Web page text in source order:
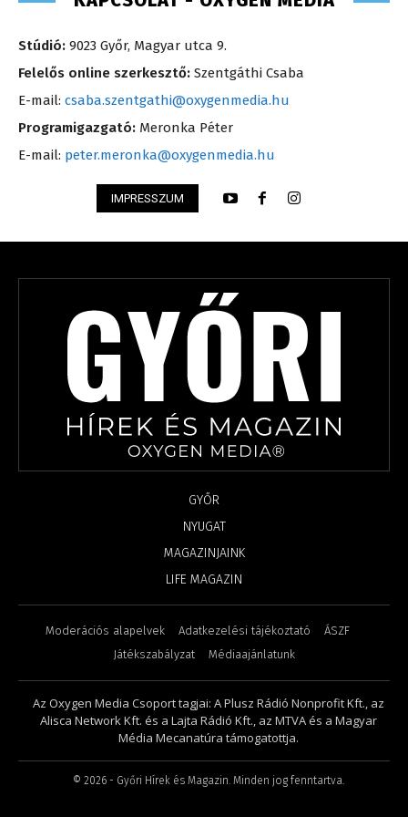
Stúdió: 9023 Győr, Magyar utca 9.
Felelős online szerkesztő: Szentgáthi Csaba
E-mail: csaba.szentgathi@oxygenmedia.hu
Programigazgató: Meronka Péter
E-mail: peter.meronka@oxygenmedia.hu
IMPRESSZUM
GYŐR
NYUGAT
MAGAZINJAINK
LIFE MAGAZIN
Moderációs alapelvek Adatkezelési tájékoztató
ÁSZF
Játékszabályzat
Médiaajánlatunk
Az Oxygen Media Csoport tagjai: A Plusz Rádió Nonprofit Kft., az
Alisca Network Kft. és a Lajta Rádió Kft., az MTVA és a Magyar
Média Mecanatúra támogatottja.
© 2026 - Győri Hírek és Magazin. Minden jog fenntartva.